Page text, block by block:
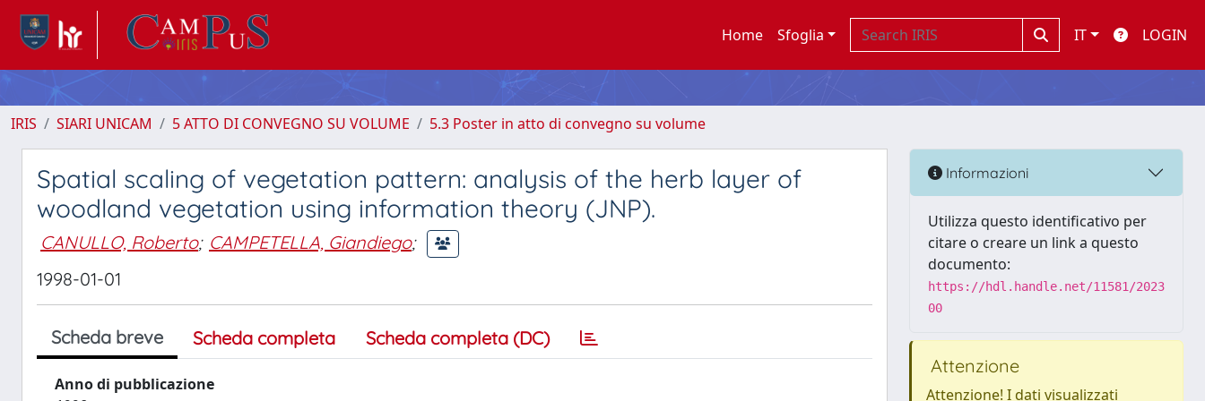
Home Sfoglia IT LOGIN
IRIS SIARI UNICAM 5 ATTO DI CONVEGNO SU VOLUME 5.3 Poster in atto di convegno su volume
Spatial scaling of vegetation pattern: analysis of the herb layer of
woodland vegetation using information theory (JNP).
CANULLO, Roberto; CAMPETELLA, Giandiego;
1998-01-01
Scheda breve Scheda completa Scheda completa (DC)
Anno di pubblicazione
Informazioni
Utilizza questo identificativo per
citare o creare un link a questo
documento:
https://hdl.handle.net/11581/2023
00
Attenzione
Attenzione! I dati visualizzati